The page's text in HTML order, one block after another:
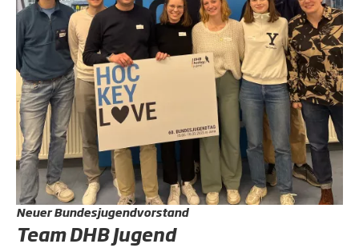
Neuer Bundesjugendvorstand
Team DHB Jugend